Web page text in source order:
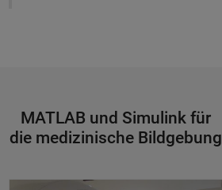
MATLAB und Simulink für
die medizinische Bildgebung